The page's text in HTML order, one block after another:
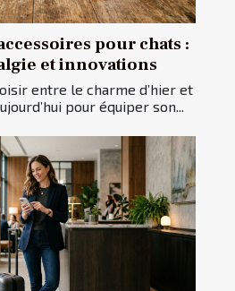
pour chats :
et innovations
entre le charme d’hier et
pour équiper son...